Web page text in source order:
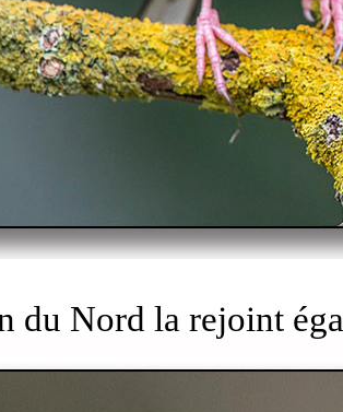
du Nord la rejoint